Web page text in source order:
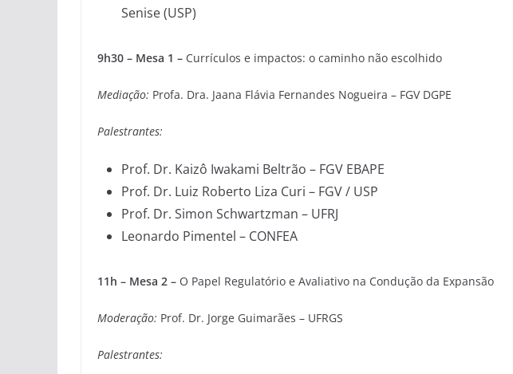
Senise (USP)
9h30 – Mesa 1 – Currículos e impactos: o caminho não escolhido
Mediação: Profa. Dra. Jaana Flávia Fernandes Nogueira – FGV DGPE
Palestrantes:
Prof. Dr. Kaizô Iwakami Beltrão – FGV EBAPE
Prof. Dr. Luiz Roberto Liza Curi – FGV / USP
Prof. Dr. Simon Schwartzman – UFRJ
Leonardo Pimentel – CONFEA
11h – Mesa 2 – O Papel Regulatório e Avaliativo na Condução da Expansão
Moderação: Prof. Dr. Jorge Guimarães – UFRGS
Palestrantes: